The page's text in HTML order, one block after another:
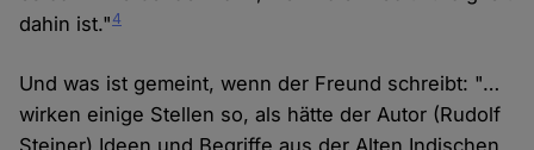
dahin ist."4
Und was ist gemeint, wenn der Freund schreibt: "…
wirken einige Stellen so, als hätte der Autor (Rudolf